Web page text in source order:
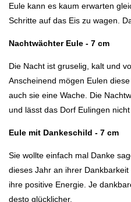
Eule kann es kaum erwarten
Schritte auf das Eis zu wagen.
Nachtwächter Eule - 7 cm
Die Nacht ist gruselig, kalt und
Anscheinend mögen Eulen
auch sie eine Wache. Die
und lässt das Dorf Eulingen nicht
Eule mit Dankeschild - 7 cm
Sie wollte einfach mal Danke
dieses Jahr an ihrer
ihre positive Energie. Je
desto glücklicher.